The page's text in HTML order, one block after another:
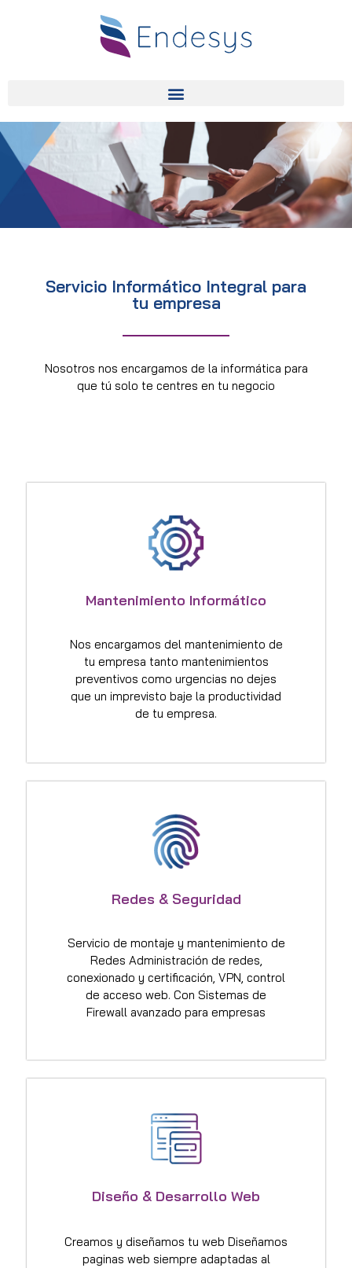
Servicio Informático Integral para
tu empresa
Nosotros nos encargamos de la informática para
que tú solo te centres en tu negocio
Mantenimiento Informático
Nos encargamos del mantenimiento de
tu empresa tanto mantenimientos
preventivos como urgencias no dejes
que un imprevisto baje la productividad
de tu empresa.
Redes & Seguridad
Servicio de montaje y mantenimiento de
Redes Administración de redes,
conexionado y certificación, VPN, control
de acceso web. Con Sistemas de
Firewall avanzado para empresas
Diseño & Desarrollo Web
Creamos y diseñamos tu web Diseñamos
paginas web siempre adaptadas al